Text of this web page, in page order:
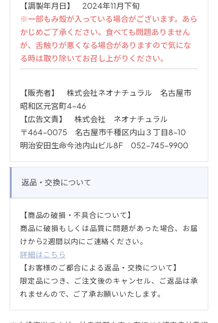
【調製年月日】 2024年11月下旬
※一部もみ殻が入っている場合がございます。あら
かじめご了承ください。食べても問題ありません
が、舌触りが悪くなる場合がありますので気にな
る時は取り除いてお召し上がりください。
【販売者】 株式会社ネオナチュラル 名古屋市
昭和区元宮町4-46
【広告文責】 株式会社 ネオナチュラル
〒464-0075 名古屋市千種区内山３丁目8-10
明治安田生命今池内山ビル8F 052-745-9900
返品・交換について
【商品の破損・不具合について】
商品に破損もしくは品質に問題があった場合、お届
けから2週間以内にご連絡ください。
詳細はこちら
【お客様のご都合による返品・交換について】
限定品につき、ご注文後のキャンセル、ご返品は承
れませんので、ご了承お願いいたします。